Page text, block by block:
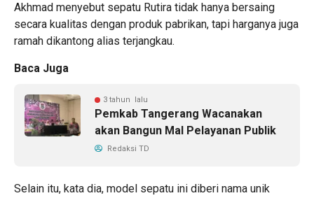
Akhmad menyebut sepatu Rutira tidak hanya bersaing
secara kualitas dengan produk pabrikan, tapi harganya juga
ramah dikantong alias terjangkau.
Baca Juga
3 tahun lalu
Pemkab Tangerang Wacanakan
akan Bangun Mal Pelayanan Publik
Redaksi TD
Selain itu, kata dia, model sepatu ini diberi nama unik